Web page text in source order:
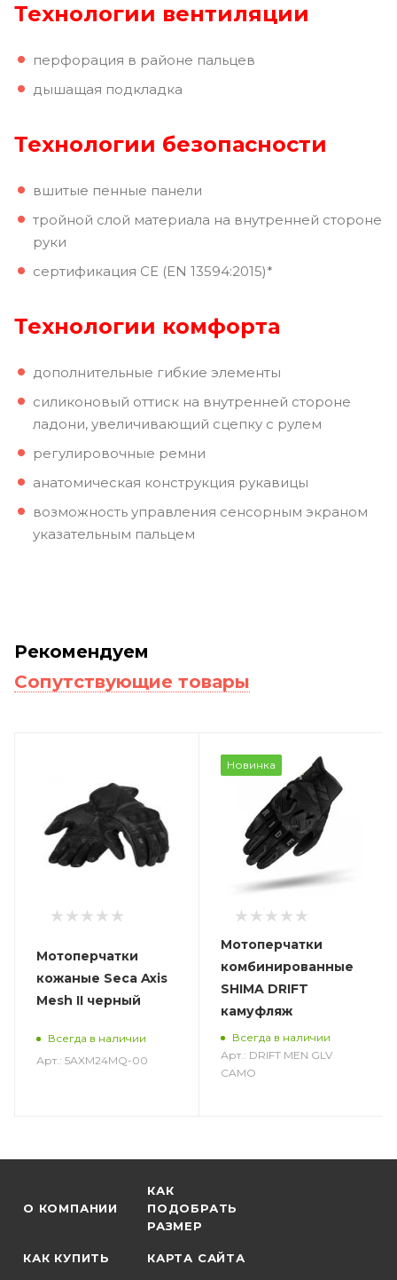
Технологии вентиляции
перфорация в районе пальцев
дышащая подкладка
Технологии безопасности
вшитые пенные панели
тройной слой материала на внутренней стороне
руки
сертификация CE (EN 13594:2015)*
Технологии комфорта
дополнительные гибкие элементы
силиконовый оттиск на внутренней стороне
ладони, увеличивающий сцепку с рулем
регулировочные ремни
анатомическая конструкция рукавицы
возможность управления сенсорным экраном
указательным пальцем
Рекомендуем
Сопутствующие товары
Мотоперчатки
кожаные Seca Axis
Mesh II черный
Всегда в наличии
Арт.: 5AXM24MQ-00
Новинка
Мотоперчатки
комбинированные
SHIMA DRIFT
камуфляж
Всегда в наличии
Арт.: DRIFT MEN GLV
CAMO
О КОМПАНИИ
КАК
ПОДОБРАТЬ
РАЗМЕР
КАК КУПИТЬ КАРТА САЙТА